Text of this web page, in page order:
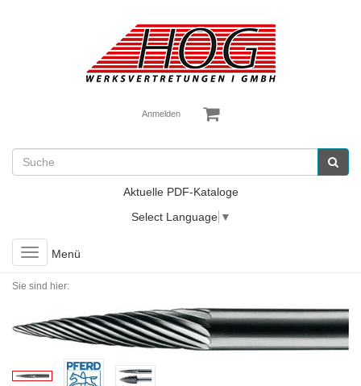
Anmelden
Aktuelle PDF-Kataloge
Select Language ▼
Toggle
navigation
Menü
Sie sind hier: